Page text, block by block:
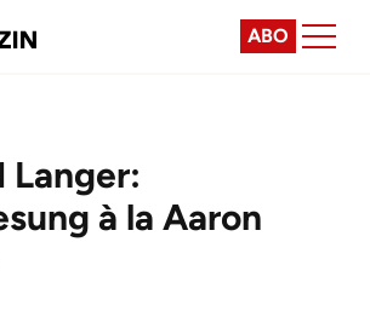
ABO
Langer:
à la Aaron